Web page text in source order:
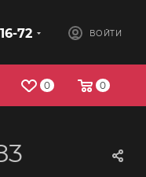
72 ВОЙТИ
0 0